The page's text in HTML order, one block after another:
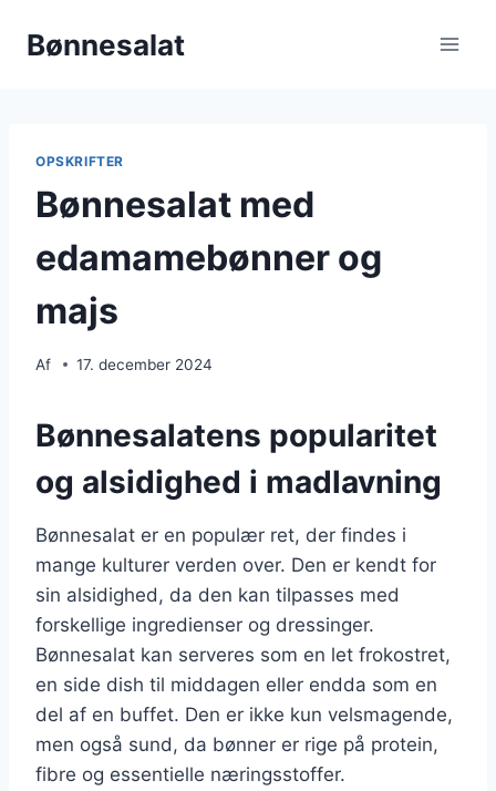
Bønnesalat
OPSKRIFTER
Bønnesalat med
edamamebønner og
majs
Af 17. december 2024
Bønnesalatens popularitet
og alsidighed i madlavning
Bønnesalat er en populær ret, der findes i
mange kulturer verden over. Den er kendt for
sin alsidighed, da den kan tilpasses med
forskellige ingredienser og dressinger.
Bønnesalat kan serveres som en let frokostret,
en side dish til middagen eller endda som en
del af en buffet. Den er ikke kun velsmagende,
men også sund, da bønner er rige på protein,
fibre og essentielle næringsstoffer.